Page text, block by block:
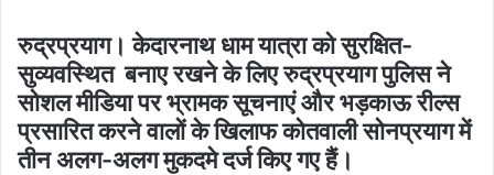
रुद्रप्रयाग। केदारनाथ धाम यात्रा को सुरक्षित-
सुव्यवस्थित बनाए रखने के लिए रुद्रप्रयाग पुलिस ने
सोशल मीडिया पर भ्रामक सूचनाएं और भड़काऊ रील्स
प्रसारित करने वालों के खिलाफ कोतवाली सोनप्रयाग में
तीन अलग-अलग मुकदमे दर्ज किए गए हैं।